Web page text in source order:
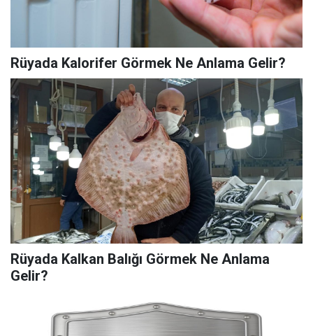
Rüyada Kalorifer Görmek Ne Anlama Gelir?
Rüyada Kalkan Balığı Görmek Ne Anlama
Gelir?